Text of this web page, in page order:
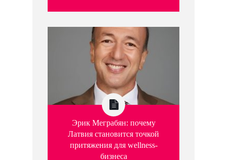
Эрик Меграбян: почему
Латвия становится точкой
притяжения для wellness-
бизнеса